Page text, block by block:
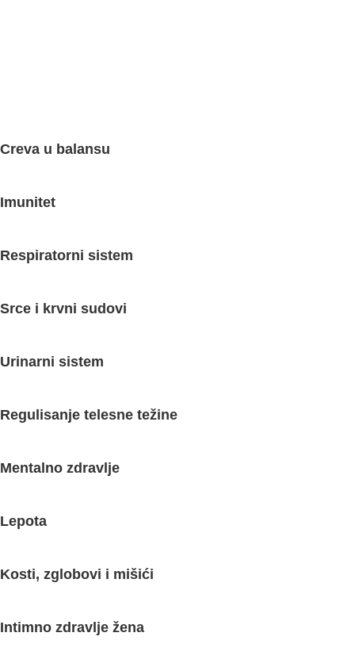
Creva u balansu
Imunitet
Respiratorni sistem
Srce i krvni sudovi
Urinarni sistem
Regulisanje telesne težine
Mentalno zdravlje
Lepota
Kosti, zglobovi i mišići
Intimno zdravlje žena